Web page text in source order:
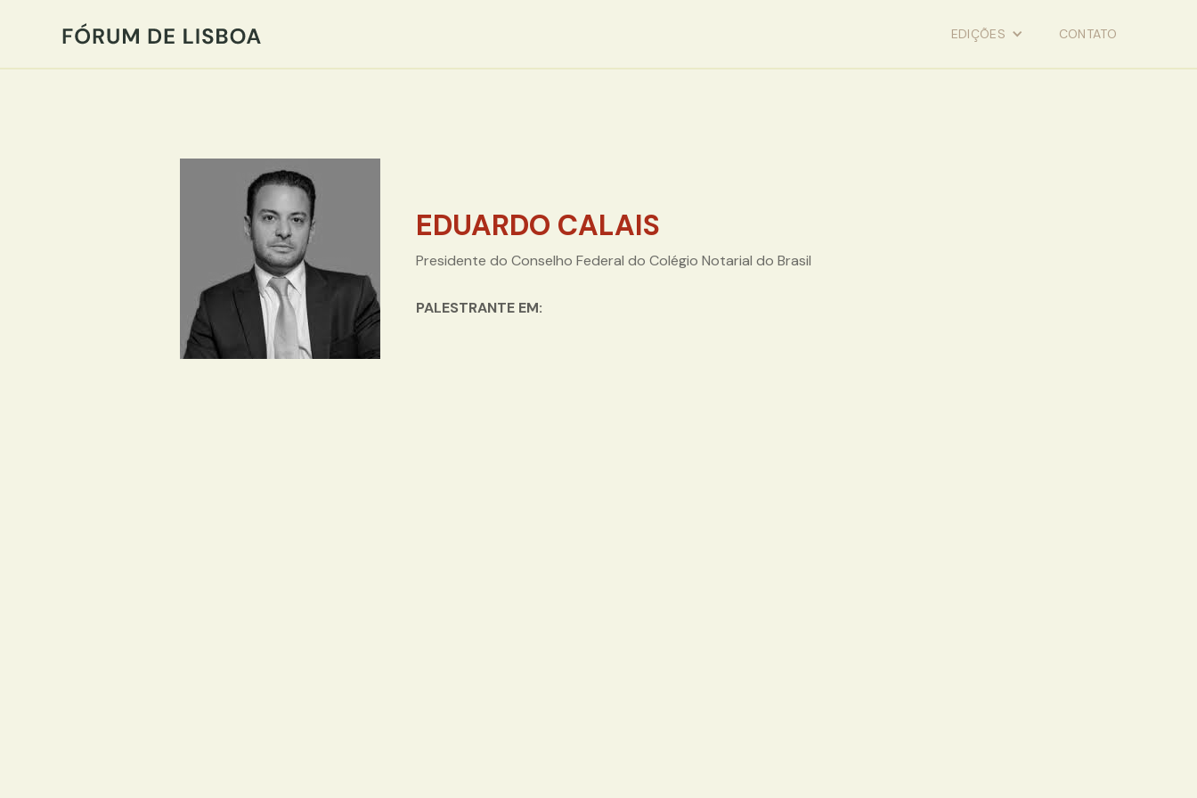
EDIÇÕES CONTATO
EDUARDO CALAIS
Presidente do Conselho Federal do Colégio Notarial do Brasil
PALESTRANTE EM: